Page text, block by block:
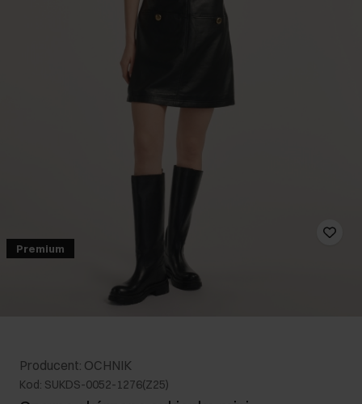
Premium
Producent: OCHNIK
Kod: SUKDS-0052-1276(Z25)